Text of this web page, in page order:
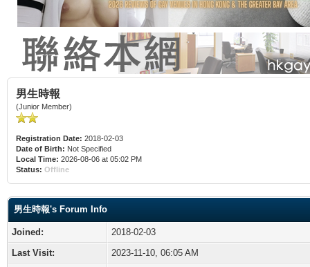
男生時報
(Junior Member)
Registration Date: 2018-02-03
Date of Birth: Not Specified
Local Time: 2026-08-06 at 05:02 PM
Status: Offline
男生時報's Forum Info
Joined:
2018-02-03
Last Visit:
2023-11-10, 06:05 AM